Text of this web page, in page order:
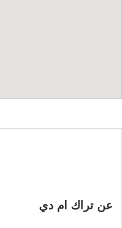
عن تراك ام دي